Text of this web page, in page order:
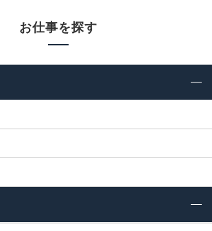
お仕事を探す